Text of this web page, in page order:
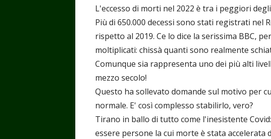
L'eccesso di morti nel 2022 è tra i peggiori
Più di 650.000 decessi sono stati registrati nel
rispetto al 2019. Ce lo dice la serissima BBC,
moltiplicati: chissà quanti sono realmente
Comunque sia rappresenta uno dei più alti
mezzo secolo!
Questo ha sollevato domande sul motivo per
normale. E' così complesso stabilirlo, vero?
Tirano in ballo di tutto come l'inesistente
essere persone la cui morte è stata accelerata